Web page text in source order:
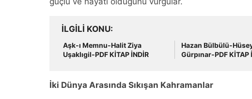
İLGILI KONU
Aşk-ı Memnu-Halit Ziya
Uşaklıgil-PDF KİTAP İNDİR
Hazan Bülbülü-
Gürpınar-PDF KİTAP
İki Dünya Arasında Sıkışan Kahramanlar